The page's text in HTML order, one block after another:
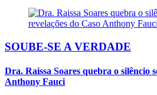
SOUBE-SE A VERDADE
Dra. Raissa Soares quebra o silêncio
Anthony Fauci